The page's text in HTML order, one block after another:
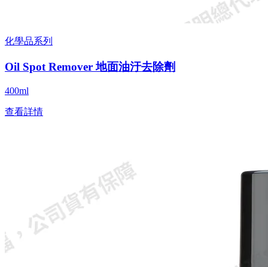
化學品系列
Oil Spot Remover 地面油汙去除劑
400ml
查看詳情